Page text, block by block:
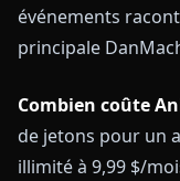
événements
principale
Combien coûte
de jetons pour un
illimité à 9,99 $/